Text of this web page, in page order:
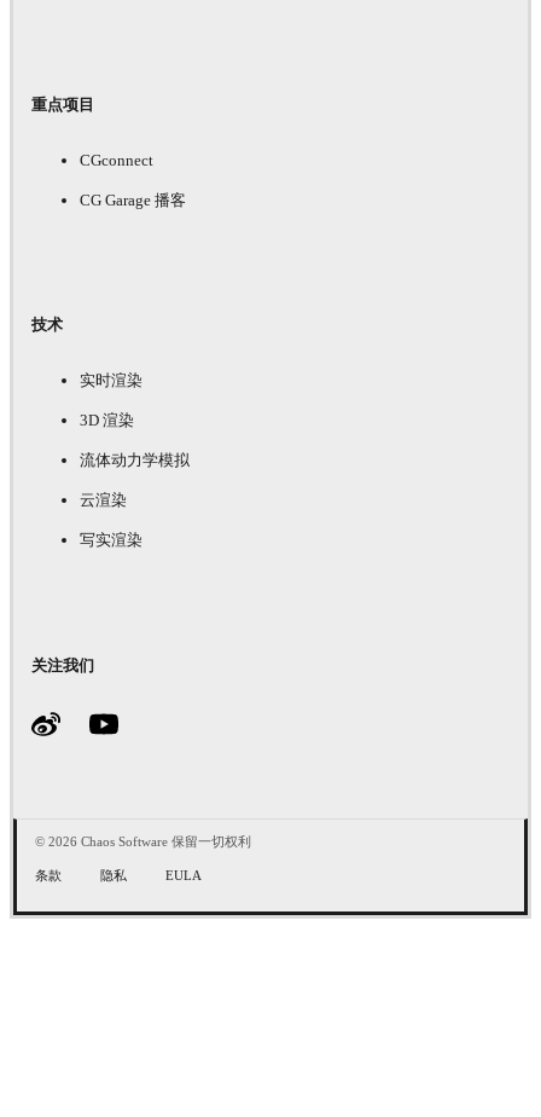
重点项目
CGconnect
CG Garage 播客
技术
实时渲染
3D 渲染
流体动力学模拟
云渲染
写实渲染
关注我们
© 2026 Chaos Software 保留一切权利
条款 隐私 EULA